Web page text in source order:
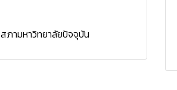
สภามหาวิทยาลัยปัจจุบัน